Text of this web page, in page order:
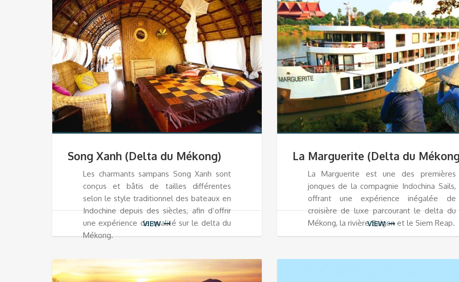
Song Xanh (Delta du Mékong)
Les charmants sampans Song Xanh sont
conçus et bâtis de tailles différentes
selon le style traditionnel des bateaux en
Indochine depuis des siècles, afin d’offrir
une expérience de qualité sur le delta du
Mékong.
VIEW
La Marguerite (Delta du
La Marguerite est une des premières
jonques de la compagnie Indochina Sails,
offrant une expérience inégalée de
croisière de luxe parcourant le delta du
Mékong, la rivière Saigon et le Siem Reap.
VIEW